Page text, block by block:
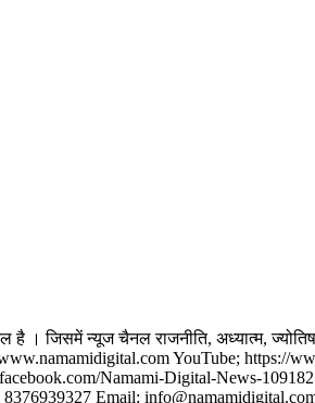
है । जिसमें न्यूज चैनल राजनीति, अध्यात्म,
YouTube; https://
Namami-Digital-News-
Email: